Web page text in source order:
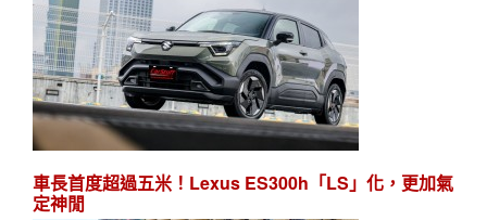
車長首度超過五米！Lexus ES300h「LS」化，更加氣
定神閒